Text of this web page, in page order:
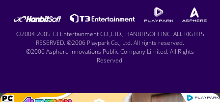
©2004-2005 T3 Entertainment CO.,LTD., HANBITSOFT INC. ALL RIGHTS
RESERVED. ©2006 Playpark Co., Ltd. All rights reserved.
©2006 Asphere Innovations Public Company Limited. All Rights
Reserved.